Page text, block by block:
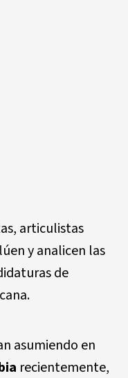
articulistas
y analicen las
de
asumiendo en
recientemente,